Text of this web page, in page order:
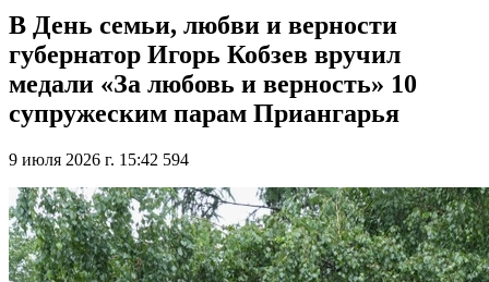
В День семьи, любви и верности
губернатор Игорь Кобзев вручил
медали «За любовь и верность» 10
супружеским парам Приангарья
9 июля 2026 г. 15:42 594